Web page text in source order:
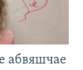
абвяшчае